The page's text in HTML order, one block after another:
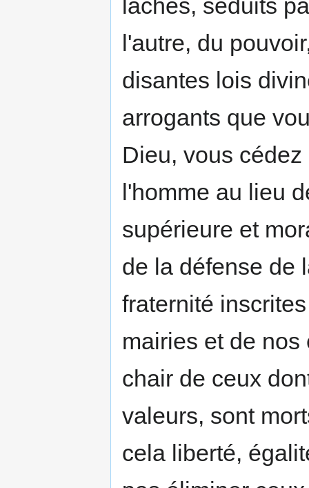
lâches, séduits
l'autre, du
disantes lois
arrogants que
Dieu, vous
l'homme au lieu
supérieure et
de la défense de
fraternité
mairies et de
chair de ceux
valeurs, sont
cela liberté,